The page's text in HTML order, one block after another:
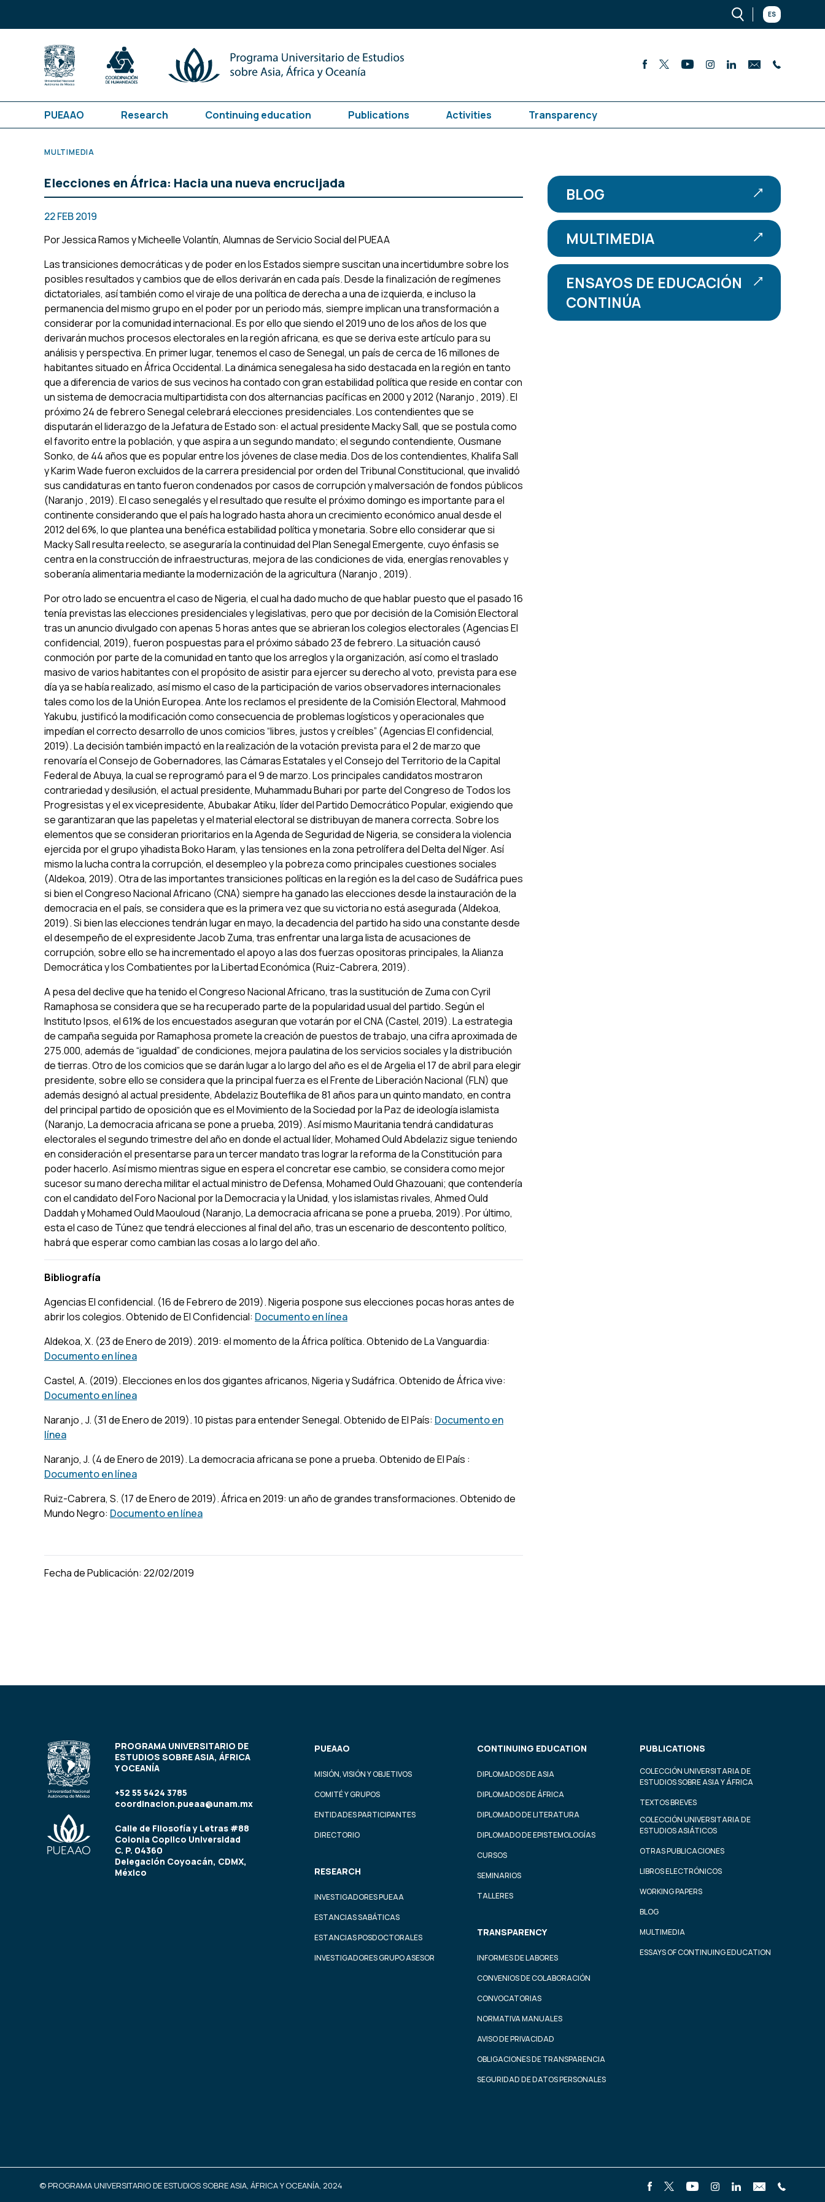
ES
PUEAAO Research Continuing education Publications Activities Transparency
MULTIMEDIA
Elecciones en África: Hacia una nueva encrucijada
22 FEB 2019
PorJessica RamosyMicheelle Volantín, Alumnas de Servicio Social del PUEAA
Las transiciones democráticas y de poder en los Estados siempre suscitan una incertidumbre sobre los
posibles resultados y cambios que de ellos derivarán en cada país. Desde la finalización de regímenes
dictatoriales, así también como el viraje de una política de derecha a una de izquierda, e incluso la
permanencia del mismo grupo en el poder por un periodo más, siempre implican una transformación a
considerar por la comunidad internacional. Es por ello que siendo el 2019 uno de los años de los que
derivarán muchos procesos electorales en la región africana, es que se deriva este artículo para su
análisis y perspectiva. En primer lugar, tenemos el caso de Senegal, un país de cerca de 16 millones de
habitantes situado en África Occidental. La dinámica senegalesa ha sido destacada en la región en tanto
que a diferencia de varios de sus vecinos ha contado con gran estabilidad política que reside en contar con
un sistema de democracia multipartidista con dos alternancias pacíficas en 2000 y 2012 (Naranjo , 2019). El
próximo 24 de febrero Senegal celebrará elecciones presidenciales. Los contendientes que se
disputarán el liderazgo de la Jefatura de Estado son: el actual presidente Macky Sall, que se postula como
el favorito entre la población, y que aspira a un segundo mandato; el segundo contendiente, Ousmane
Sonko, de 44 años que es popular entre los jóvenes de clase media. Dos de los contendientes, Khalifa Sall
y Karim Wade fueron excluidos de la carrera presidencial por orden del Tribunal Constitucional, que invalidó
sus candidaturas en tanto fueron condenados por casos de corrupción y malversación de fondos públicos
(Naranjo , 2019). El caso senegalés y el resultado que resulte el próximo domingo es importante para el
continente considerando que el país ha logrado hasta ahora un crecimiento económico anual desde el
2012 del 6%, lo que plantea una benéfica estabilidad política y monetaria. Sobre ello considerar que si
Macky Sall resulta reelecto, se aseguraría la continuidad del Plan Senegal Emergente, cuyo énfasis se
centra en la construcción de infraestructuras, mejora de las condiciones de vida, energías renovables y
soberanía alimentaria mediante la modernización de la agricultura (Naranjo , 2019).
Por otro lado se encuentra el caso de Nigeria, el cual ha dado mucho de que hablar puesto que el pasado 16
tenía previstas las elecciones presidenciales y legislativas, pero que por decisión de la Comisión Electoral
tras un anuncio divulgado con apenas 5 horas antes que se abrieran los colegios electorales (Agencias El
confidencial, 2019), fueron pospuestas para el próximo sábado 23 de febrero. La situación causó
conmoción por parte de la comunidad en tanto que los arreglos y la organización, así como el traslado
masivo de varios habitantes con el propósito de asistir para ejercer su derecho al voto, prevista para ese
día ya se había realizado, así mismo el caso de la participación de varios observadores internacionales
tales como los de la Unión Europea. Ante los reclamos el presidente de la Comisión Electoral, Mahmood
Yakubu, justificó la modificación como consecuencia de problemas logísticos y operacionales que
impedían el correcto desarrollo de unos comicios “libres, justos y creíbles” (Agencias El confidencial,
2019). La decisión también impactó en la realización de la votación prevista para el 2 de marzo que
renovaría el Consejo de Gobernadores, las Cámaras Estatales y el Consejo del Territorio de la Capital
Federal de Abuya, la cual se reprogramó para el 9 de marzo. Los principales candidatos mostraron
contrariedad y desilusión, el actual presidente, Muhammadu Buhari por parte del Congreso de Todos los
Progresistas y el ex vicepresidente, Abubakar Atiku, líder del Partido Democrático Popular, exigiendo que
se garantizaran que las papeletas y el material electoral se distribuyan de manera correcta. Sobre los
elementos que se consideran prioritarios en la Agenda de Seguridad de Nigeria, se considera la violencia
ejercida por el grupo yihadistaBoko Haram, y las tensiones en la zona petrolífera del Delta del Níger. Así
mismo la lucha contra la corrupción, el desempleo y la pobreza como principales cuestiones sociales
(Aldekoa, 2019). Otra de las importantes transiciones políticas en la región es la del caso de Sudáfrica pues
si bien el Congreso Nacional Africano (CNA) siempre ha ganado las elecciones desde la instauración de la
democracia en el país, se considera que es la primera vez que su victoria no está asegurada (Aldekoa,
2019). Si bien las elecciones tendrán lugar en mayo, la decadencia del partido ha sido una constante desde
el desempeño de el expresidente Jacob Zuma, tras enfrentar una larga lista de acusaciones de
corrupción, sobre ello se ha incrementado el apoyo a las dos fuerzas opositoras principales, la Alianza
Democrática y los Combatientes por la Libertad Económica (Ruiz-Cabrera, 2019).
A pesa del declive que ha tenido el Congreso Nacional Africano, tras la sustitución de Zuma con Cyril
Ramaphosa se considera que se ha recuperado parte de la popularidad usual del partido. Según el
Instituto Ipsos, el 61% de los encuestados aseguran que votarán por el CNA (Castel, 2019). La estrategia
de campaña seguida por Ramaphosa promete la creación de puestos de trabajo, una cifra aproximada de
275.000, además de “igualdad” de condiciones, mejora paulatina de los servicios sociales y la distribución
de tierras. Otro de los comicios que se darán lugar a lo largo del año es el de Argelia el 17 de abril para elegir
presidente, sobre ello se considera que la principal fuerza es el Frente de Liberación Nacional (FLN) que
además designó al actual presidente, Abdelaziz Bouteflika de 81 años para un quinto mandato, en contra
del principal partido de oposición que es el Movimiento de la Sociedad por la Paz de ideología islamista
(Naranjo, La democracia africana se pone a prueba, 2019). Así mismo Mauritania tendrá candidaturas
electorales el segundo trimestre del año en donde el actual líder, Mohamed Ould Abdelaziz sigue teniendo
en consideración el presentarse para un tercer mandato tras lograr la reforma de la Constitución para
poder hacerlo. Así mismo mientras sigue en espera el concretar ese cambio, se considera como mejor
sucesor su mano derecha militar el actual ministro de Defensa, Mohamed Ould Ghazouani; que contendería
con el candidato del Foro Nacional por la Democracia y la Unidad, y los islamistas rivales, Ahmed Ould
Daddah y Mohamed Ould Maouloud (Naranjo, La democracia africana se pone a prueba, 2019). Por último,
esta el caso de Túnez que tendrá elecciones al final del año, tras un escenario de descontento político,
habrá que esperar como cambian las cosas a lo largo del año.
Bibliografía
Agencias El confidencial. (16 de Febrero de 2019).Nigeria pospone sus elecciones pocas horas antes de
abrir los colegios. Obtenido de El Confidencial: Documento en línea
Aldekoa, X. (23 de Enero de 2019).2019: el momento de la África política. Obtenido de La Vanguardia:
Documento en línea
Castel, A. (2019).Elecciones en los dos gigantes africanos, Nigeria y Sudáfrica. Obtenido de África vive:
Documento en línea
Naranjo , J. (31 de Enero de 2019).10 pistas para entender Senegal. Obtenido de El País: Documento en
línea
Naranjo, J. (4 de Enero de 2019).La democracia africana se pone a prueba. Obtenido de El País :
Documento en línea
Ruiz-Cabrera, S. (17 de Enero de 2019).África en 2019: un año de grandes transformaciones. Obtenido de
Mundo Negro: Documento en línea
Fecha de Publicación: 22/02/2019
BLOG
MULTIMEDIA
ENSAYOS DE EDUCACIÓN
CONTINÚA
PROGRAMA UNIVERSITARIO DE
ESTUDIOS SOBRE ASIA, ÁFRICA
Y OCEANÍA
+52 55 5424 3785
coordinacion.pueaa@unam.mx
Calle de Filosofía y Letras #88
Colonia Copilco Universidad
C. P. 04360
Delegación Coyoacán, CDMX,
México
PUEAAO
MISIÓN, VISIÓN Y OBJETIVOS
COMITÉ Y GRUPOS
ENTIDADES PARTICIPANTES
DIRECTORIO
RESEARCH
INVESTIGADORES PUEAA
ESTANCIAS SABÁTICAS
ESTANCIAS POSDOCTORALES
INVESTIGADORES GRUPO ASESOR
CONTINUING EDUCATION
DIPLOMADOS DE ASIA
DIPLOMADOS DE ÁFRICA
DIPLOMADO DE LITERATURA
DIPLOMADO DE EPISTEMOLOGÍAS
CURSOS
SEMINARIOS
TALLERES
TRANSPARENCY
INFORMES DE LABORES
CONVENIOS DE COLABORACIÓN
CONVOCATORIAS
NORMATIVA MANUALES
AVISO DE PRIVACIDAD
OBLIGACIONES DE TRANSPARENCIA
SEGURIDAD DE DATOS PERSONALES
PUBLICATIONS
COLECCIÓN UNIVERSITARIA DE
ESTUDIOS SOBRE ASIA Y ÁFRICA
TEXTOS BREVES
COLECCIÓN UNIVERSITARIA DE
ESTUDIOS ASIÁTICOS
OTRAS PUBLICACIONES
LIBROS ELECTRÓNICOS
WORKING PAPERS
BLOG
MULTIMEDIA
ESSAYS OF CONTINUING EDUCATION
© PROGRAMA UNIVERSITARIO DE ESTUDIOS SOBRE ASIA, ÁFRICA Y OCEANÍA, 2024